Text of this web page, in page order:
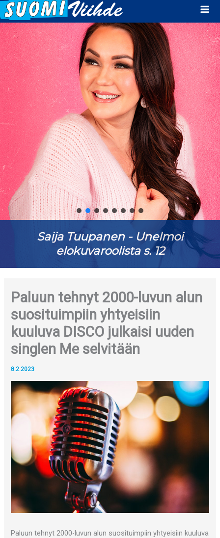
Saija Tuupanen - Unelmoi
elokuvaroolista s. 12
Paluun tehnyt 2000-luvun alun
suosituimpiin yhtyeisiin
kuuluva DISCO julkaisi uuden
singlen Me selvitään
8.2.2023
Paluun tehnyt 2000-luvun alun suosituimpiin yhtyeisiin kuuluva